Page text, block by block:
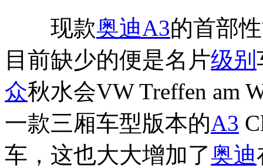
现款奥迪A3的首部
目前缺少的便是名片级别
众秋水会VW Treffen am
一款三厢车型版本的A3
车，这也大大增加了奥迪